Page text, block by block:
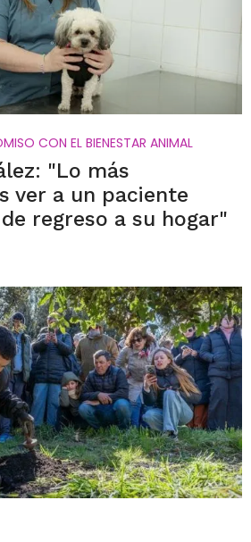
CON EL BIENESTAR ANIMAL
"Lo más
ver a un paciente
regreso a su hogar"